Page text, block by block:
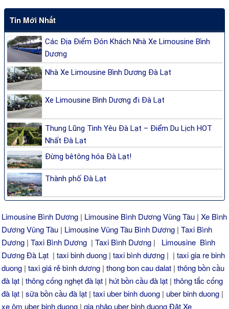
Tin Mới Nhất
Các Địa Điểm Đón Khách Nhà Xe Limousine Bình
Dương
Nhà Xe Limousine Bình Dương Đà Lạt
Xe Limousine Bình Dương đi Đà Lạt
Thung Lũng Tình Yêu Đà Lạt – Điểm Du Lịch HOT
Nhất Đà Lạt
Đừng bêtông hóa Đà Lạt!
Thành phố Đà Lạt
Limousine Bình Dương | Limousine Bình Dương Vũng Tàu |Xe Bình
Dương Vũng Tàu | Limousine Vũng Tàu Bình Dương |Taxi Bình
Dương |Taxi Bình Dương |Taxi Bình Dương | Limousine Bình
Dương Đà Lạt |taxi binh duong |taxi bình dương | | taxi gia re binh
duong | taxi giá rẻ bình dương |thong bon cau dalat | thông bồn cầu
đà lạt |thông cống nghẹt đà lạt | hút bồn cầu đà lạt |thông tắc cống
đà lạt |sữa bồn cầu đà lạt |taxi uber binh duong | uber binh duong |
xe ôm uber binh duong |gia nhập uber binh duong Đặt Xe